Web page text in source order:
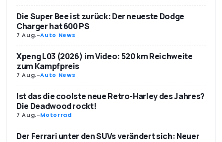
Die Super Bee ist zurück: Der neueste Dodge
Charger hat 600 PS
7 Aug.-Auto News
Xpeng L03 (2026) im Video: 520 km Reichweite
zum Kampfpreis
7 Aug.-Auto News
Ist das die coolste neue Retro-Harley des Jahres?
Die Deadwood rockt!
7 Aug.-Motorrad
Der Ferrari unter den SUVs verändert sich: Neuer